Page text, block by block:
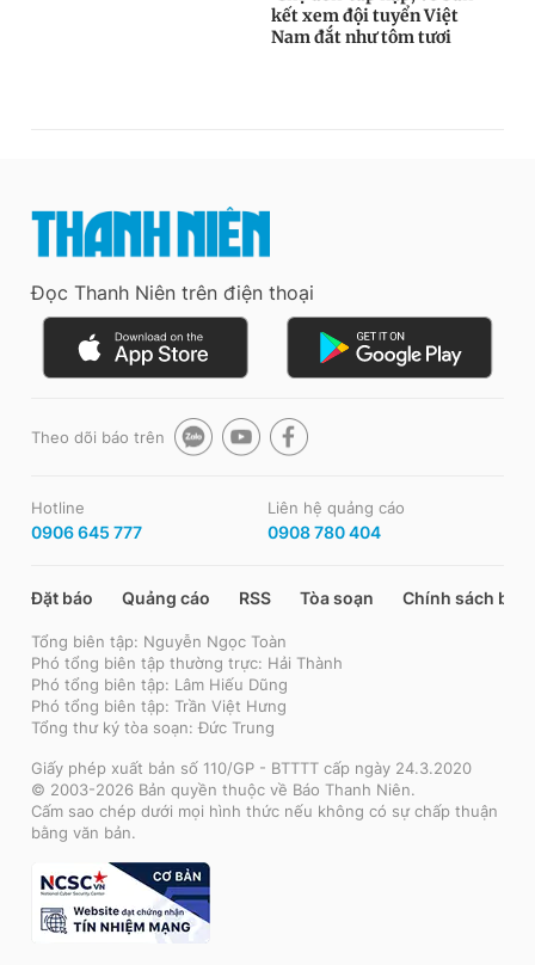
Đọc Thanh Niên trên điện thoại
Theo dõi báo trên
Hotline
0906 645 777
Liên hệ quảng cáo
0908 780 404
Đặt báo Quảng cáo RSS Tòa soạn Chính sách bảo
Tổng biên tập: Nguyễn Ngọc Toàn
Phó tổng biên tập thường trực: Hải Thành
Phó tổng biên tập: Lâm Hiếu Dũng
Phó tổng biên tập: Trần Việt Hưng
Tổng thư ký tòa soạn: Đức Trung
Giấy phép xuất bản số 110/GP - BTTTT cấp ngày 24.3.2020
© 2003-2026 Bản quyền thuộc về Báo Thanh Niên.
Cấm sao chép dưới mọi hình thức nếu không có sự chấp thuận
bằng văn bản.